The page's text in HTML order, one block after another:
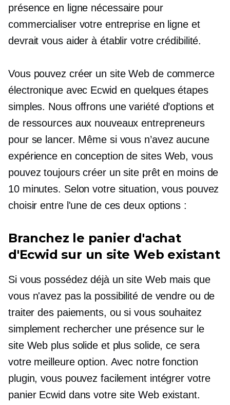
présence en ligne nécessaire pour
commercialiser votre entreprise en ligne et
devrait vous aider à établir votre crédibilité.
Vous pouvez créer un site Web de commerce
électronique avec Ecwid en quelques étapes
simples. Nous offrons une variété d’options et
de ressources aux nouveaux entrepreneurs
pour se lancer. Même si vous n’avez aucune
expérience en conception de sites Web, vous
pouvez toujours créer un site prêt en moins de
10 minutes. Selon votre situation, vous pouvez
choisir entre l'une de ces deux options :
Branchez le panier d'achat
d'Ecwid sur un site Web existant
Si vous possédez déjà un site Web mais que
vous n'avez pas la possibilité de vendre ou de
traiter des paiements, ou si vous souhaitez
simplement rechercher une présence sur le
site Web plus solide et plus solide, ce sera
votre meilleure option. Avec notre fonction
plugin, vous pouvez facilement intégrer votre
panier Ecwid dans votre site Web existant.